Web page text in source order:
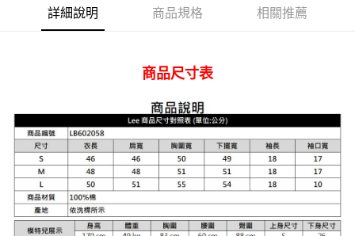
相關說明
１．簡單：不需註冊會員、不需綁卡、不需儲值。
３．安心：先確認商品／服務後，再付款。
【「AFTEE先享後付」結帳流程】
１．於結帳方式選擇「AFTEE先享後付」後，將跳轉至「AFTEE先享後付」
結帳頁面，進行簡訊認證並確認金額後，即可完成結帳。
２．訂單成立數日內，您將收到繳費通知簡訊。
３．收到繳費通知簡訊後14天內，點擊此簡訊中的連結，可透過四大超商／
ATM／網路銀行／等多元方式進行付款，方視為交易完成。
※ 請注意：結帳手續完成當下不需立刻繳費，但若您需要取消訂單，請聯絡
全家 取貨付款
每筆NT$80，滿NT$2,000(含以上)免運費
付款後 全家取貨
每筆NT$80，滿NT$2,000(含以上)免運費
7-11 取貨付款
詳細說明 商品規格 相關推薦
商品尺寸表